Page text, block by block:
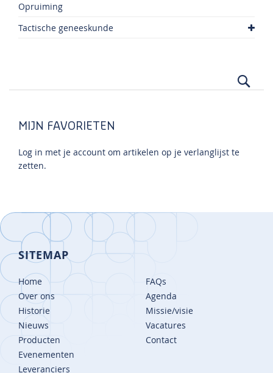
Opruiming
Tactische geneeskunde
MIJN FAVORIETEN
Log in met je account om artikelen op je verlanglijst te
zetten.
SITEMAP
Home
Over ons
Historie
Nieuws
Producten
Evenementen
Leveranciers
FAQs
Agenda
Missie/visie
Vacatures
Contact